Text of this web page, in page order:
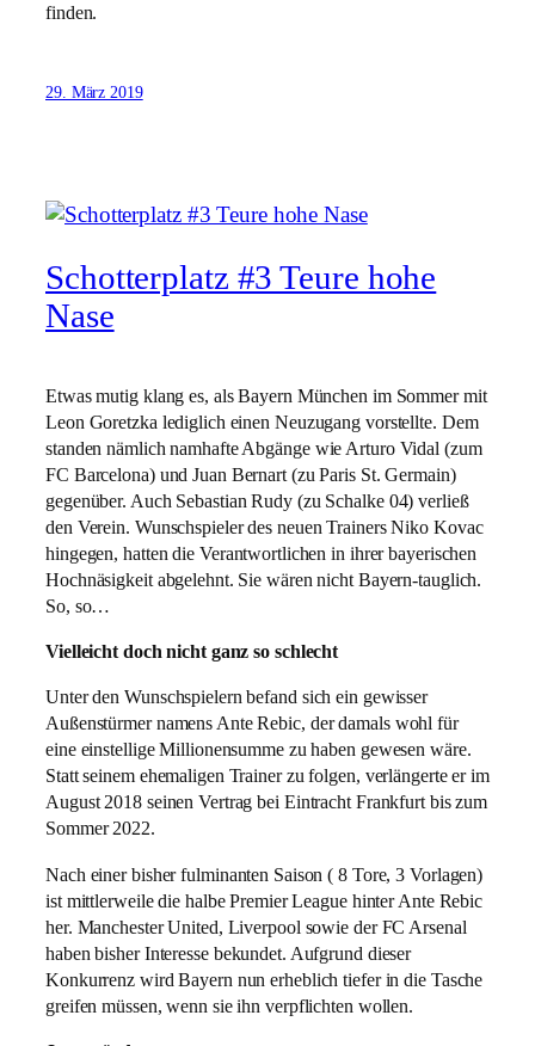
finden.
29. März 2019
Schotterplatz #3 Teure hohe
Nase
Etwas mutig klang es, als Bayern München im Sommer mit
Leon Goretzka lediglich einen Neuzugang vorstellte. Dem
standen nämlich namhafte Abgänge wie Arturo Vidal (zum
FC Barcelona) und Juan Bernart (zu Paris St. Germain)
gegenüber. Auch Sebastian Rudy (zu Schalke 04) verließ
den Verein. Wunschspieler des neuen Trainers Niko Kovac
hingegen, hatten die Verantwortlichen in ihrer bayerischen
Hochnäsigkeit abgelehnt. Sie wären nicht Bayern-tauglich.
So, so…
Vielleicht doch nicht ganz so schlecht
Unter den Wunschspielern befand sich ein gewisser
Außenstürmer namens Ante Rebic, der damals wohl für
eine einstellige Millionensumme zu haben gewesen wäre.
Statt seinem ehemaligen Trainer zu folgen, verlängerte er im
August 2018 seinen Vertrag bei Eintracht Frankfurt bis zum
Sommer 2022.
Nach einer bisher fulminanten Saison ( 8 Tore, 3 Vorlagen)
ist mittlerweile die halbe Premier League hinter Ante Rebic
her. Manchester United, Liverpool sowie der FC Arsenal
haben bisher Interesse bekundet. Aufgrund dieser
Konkurrenz wird Bayern nun erheblich tiefer in die Tasche
greifen müssen, wenn sie ihn verpflichten wollen.